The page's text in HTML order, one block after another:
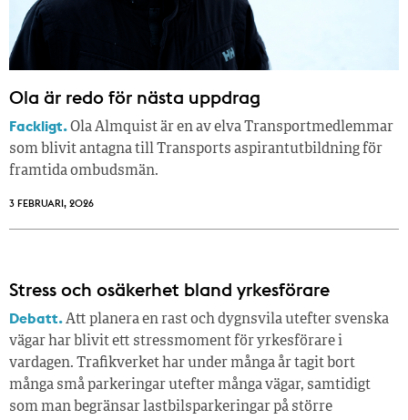
Ola är redo för nästa uppdrag
Fackligt.Ola Almquist är en av elva Transportmedlemmar
som blivit antagna till Transports aspirantutbildning för
framtida ombudsmän.
3 FEBRUARI, 2026
Stress och osäkerhet bland yrkesförare
Debatt.Att planera en rast och dygnsvila utefter svenska
vägar har blivit ett stressmoment för yrkesförare i
vardagen. Trafikverket har under många år tagit bort
många små parkeringar utefter många vägar, samtidigt
som man begränsar lastbilsparkeringar på större